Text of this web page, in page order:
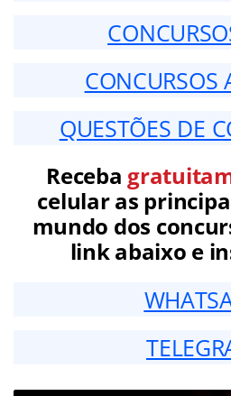
CONCURSOS
QUESTÕES DE
Receba
celular as
mundo dos
link abaixo e